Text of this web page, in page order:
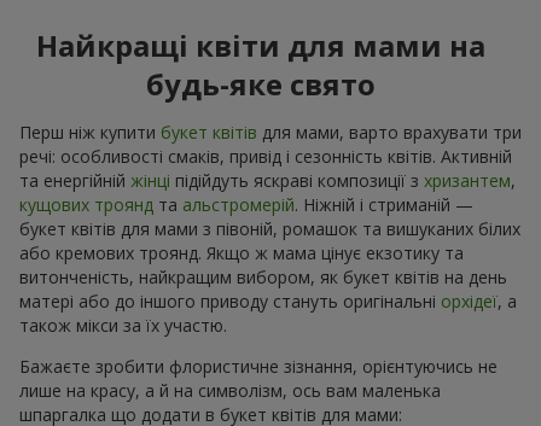
Найкращі квіти для мами на
будь-яке свято
Перш ніж купити букет квітів для мами, варто врахувати три
речі: особливості смаків, привід і сезонність квітів. Активній
та енергійній жінці підійдуть яскраві композиції з хризантем,
кущових троянд та альстромерій. Ніжній і стриманій —
букет квітів для мами з півоній, ромашок та вишуканих білих
або кремових троянд. Якщо ж мама цінує екзотику та
витонченість, найкращим вибором, як букет квітів на день
матері або до іншого приводу стануть оригінальні орхідеї, а
також мікси за їх участю.
Бажаєте зробити флористичне зізнання, орієнтуючись не
лише на красу, а й на символізм, ось вам маленька
шпаргалка що додати в букет квітів для мами: